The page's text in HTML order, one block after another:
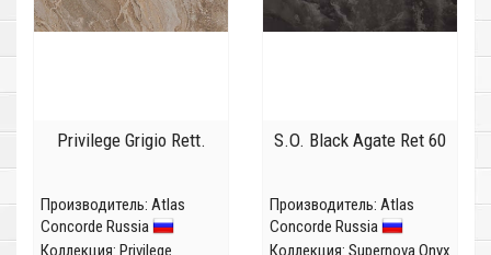
Privilege Grigio Rett.
Производитель: Atlas
Concorde Russia
Коллекция: Privilege
S.O. Black Agate Ret 60
Производитель: Atlas
Concorde Russia
Коллекция: Supernova Onyx